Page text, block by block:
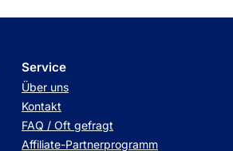
Service
Über uns
Kontakt
FAQ / Oft gefragt
Affiliate-Partnerprogramm